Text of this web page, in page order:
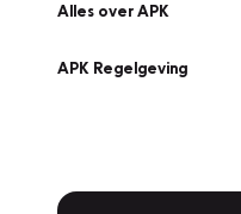
Alles over APK
APK Regelgeving